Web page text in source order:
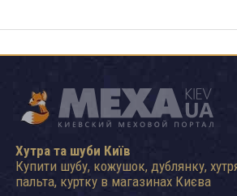
Хутра та шуби Київ
Купити шубу, кожушок, дублянку,
пальта, куртку в магазинах Києва